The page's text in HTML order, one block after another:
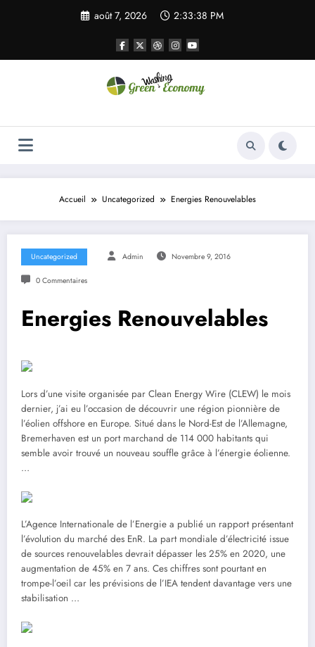
août 7, 2026 2:33:38 PM
Green Economy
Green Economy
Accueil Uncategorized Energies Renouvelables
Uncategorized Admin Novembre 9, 2016
0 Commentaires
Energies Renouvelables
Lors d’une visite organisée par Clean Energy Wire (CLEW) le mois
dernier, j’ai eu l’occasion de découvrir une région pionnière de
l’éolien offshore en Europe. Situé dans le Nord-Est de l’Allemagne,
Bremerhaven est un port marchand de 114 000 habitants qui
semble avoir trouvé un nouveau souffle grâce à l’énergie éolienne.
…
L’Agence Internationale de l’Energie a publié un rapport présentant
l’évolution du marché des EnR. La part mondiale d’électricité issue
de sources renouvelables devrait dépasser les 25% en 2020, une
augmentation de 45% en 7 ans. Ces chiffres sont pourtant en
trompe-l’oeil car les prévisions de l’IEA tendent davantage vers une
stabilisation …